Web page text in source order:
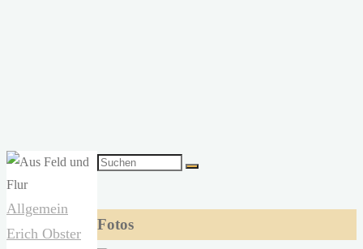
Allgemein
Erich Obster
Suchen
Fotos